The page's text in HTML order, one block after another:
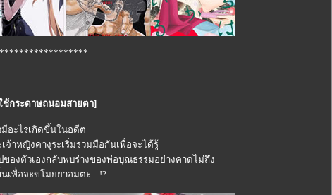
ใช้กระดาษถนอมสายตา]
อะไรเกิดขึ้นในอดีต
าหญิงคางุระเริ่มร่วมมือกันเพื่อจะได้รู้
งตัวเองกลับพบร่างของพ่อบุณธรรมอย่างคาดไม่ถึง
เพื่อจะขโมยยาอมตะ....!?